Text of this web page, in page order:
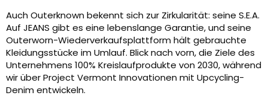
Auch Outerknown bekennt sich zur Zirkularität: seine S.E.A.
Auf JEANS gibt es eine lebenslange Garantie, und seine
Outerworn-Wiederverkaufsplattform hält gebrauchte
Kleidungsstücke im Umlauf. Blick nach vorn, die Ziele des
Unternehmens 100% Kreislaufprodukte von 2030, während
wir über Project Vermont Innovationen mit Upcycling-
Denim entwickeln.